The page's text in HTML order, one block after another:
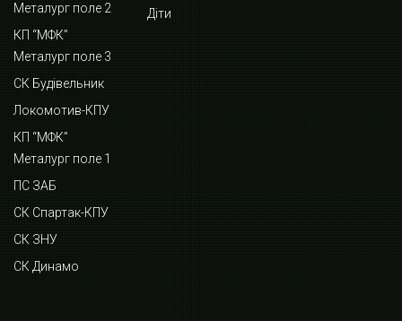
Металург поле 2
КП “МФК”
Металург поле 3
СК Будівельник
Локомотив-КПУ
КП “МФК”
Металург поле 1
ПС ЗАБ
СК Спартак-КПУ
СК ЗНУ
СК Динамо
Діти